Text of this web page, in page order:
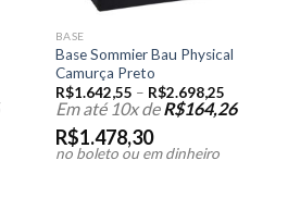
BASE
Base Sommier Bau Physical
Camurça Preto
R$1.642,55 – R$2.698,25
Em até 10x deR$164,26
R$1.478,30
no boleto ou em dinheiro